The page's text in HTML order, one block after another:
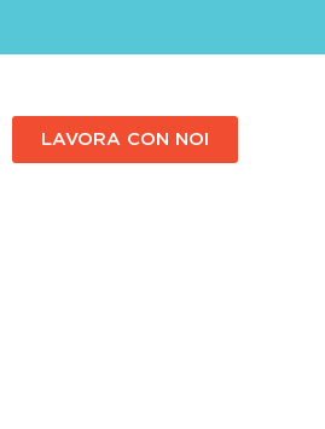
LAVORA CON NOI